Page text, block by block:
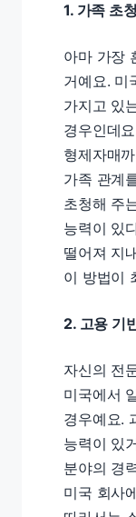
1. 가족 초
아마 가장
거예요. 미
가지고 있
경우인데
형제자매
가족 관계
초청해 주
능력이 있
떨어져 지
이 방법이
2. 고용 기
자신의 전
미국에서
경우예요.
능력이 있
분야의 경
미국 회사